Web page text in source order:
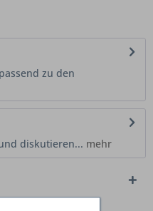
zu den
diskutieren... mehr